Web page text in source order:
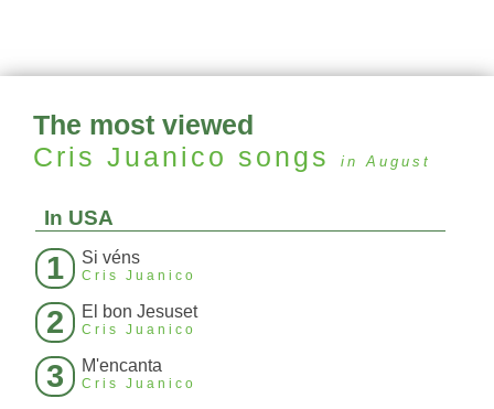
The most viewed
Cris Juanico songs in August
In USA
1 Si véns
Cris Juanico
2 El bon Jesuset
Cris Juanico
3 M'encanta
Cris Juanico